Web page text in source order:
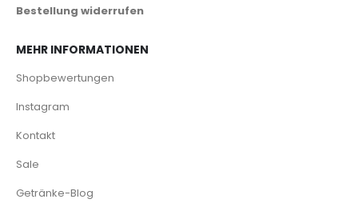
Bestellung widerrufen
MEHR INFORMATIONEN
Shopbewertungen
Instagram
Kontakt
Sale
Getränke-Blog